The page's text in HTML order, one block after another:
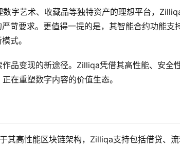
字艺术、收藏品等独特资产的理想平台，
苛要求。更值得一提的是，其智能合约功能支
式。
品变现的新途径。Zilliqa凭借其高性能、安全
在重塑数字内容的价值生态。
其高性能区块链架构，Zilliqa支持包括借贷、